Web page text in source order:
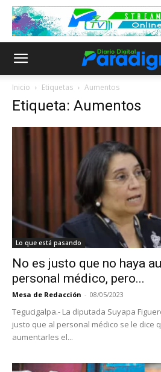
Inicio Etiquetas Aumentos
Etiqueta: Aumentos
Lo que está pasando
No es justo que no haya
personal médico, pero...
Mesa de Redacción - 08/05/2023
Tegucigalpa.- La diputada Suyapa
justo que al personal médico se le dice
aumentarles el...